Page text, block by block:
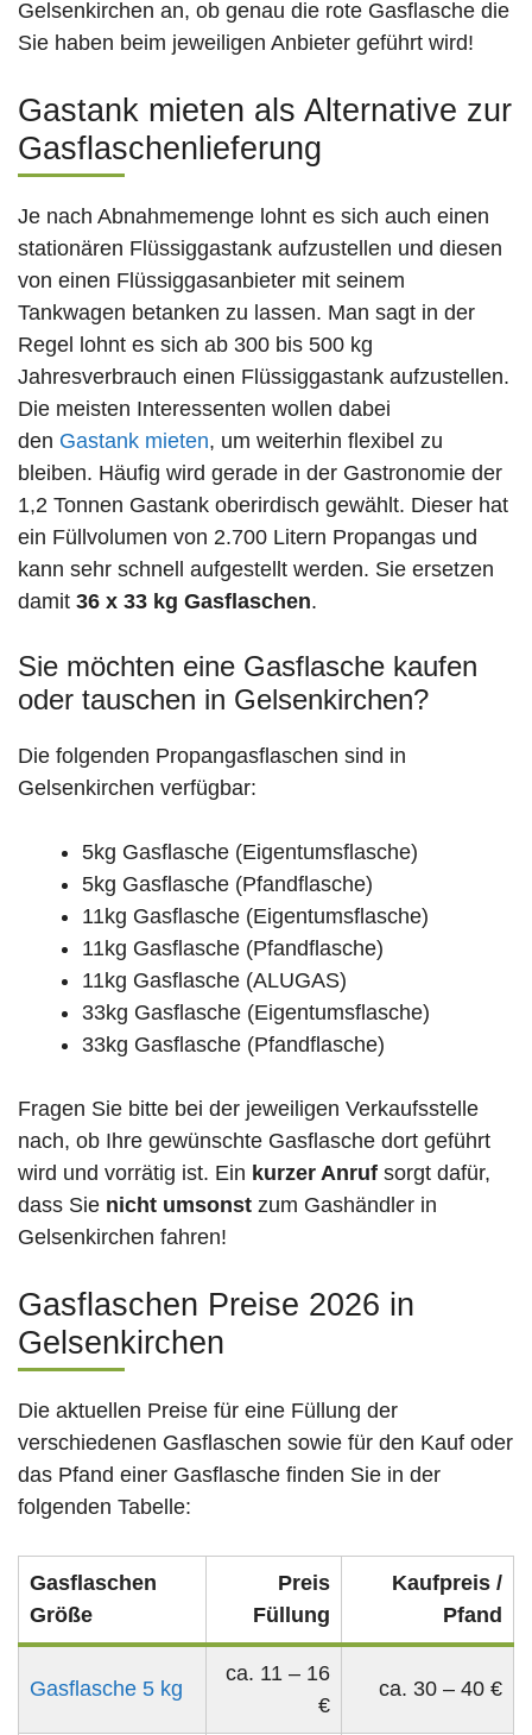
Gelsenkirchen an, ob genau die rote Gasflasche die
Sie haben beim jeweiligen Anbieter geführt wird!
Gastank mieten als Alternative zur
Gasflaschenlieferung
Je nach Abnahmemenge lohnt es sich auch einen
stationären Flüssiggastank aufzustellen und diesen
von einen Flüssiggasanbieter mit seinem
Tankwagen betanken zu lassen. Man sagt in der
Regel lohnt es sich ab 300 bis 500 kg
Jahresverbrauch einen Flüssiggastank aufzustellen.
Die meisten Interessenten wollen dabei
den Gastank mieten, um weiterhin flexibel zu
bleiben. Häufig wird gerade in der Gastronomie der
1,2 Tonnen Gastank oberirdisch gewählt. Dieser hat
ein Füllvolumen von 2.700 Litern Propangas und
kann sehr schnell aufgestellt werden. Sie ersetzen
damit 36 x 33 kg Gasflaschen.
Sie möchten eine Gasflasche kaufen
oder tauschen in Gelsenkirchen?
Die folgenden Propangasflaschen sind in
Gelsenkirchen verfügbar:
5kg Gasflasche (Eigentumsflasche)
5kg Gasflasche (Pfandflasche)
11kg Gasflasche (Eigentumsflasche)
11kg Gasflasche (Pfandflasche)
11kg Gasflasche (ALUGAS)
33kg Gasflasche (Eigentumsflasche)
33kg Gasflasche (Pfandflasche)
Fragen Sie bitte bei der jeweiligen Verkaufsstelle
nach, ob Ihre gewünschte Gasflasche dort geführt
wird und vorrätig ist. Ein kurzer Anruf sorgt dafür,
dass Sie nicht umsonst zum Gashändler in
Gelsenkirchen fahren!
Gasflaschen Preise 2026 in
Gelsenkirchen
Die aktuellen Preise für eine Füllung der
verschiedenen Gasflaschen sowie für den Kauf oder
das Pfand einer Gasflasche finden Sie in der
folgenden Tabelle:
Gasflaschen
Größe
Preis
Füllung
Kaufpreis /
Pfand
Gasflasche 5 kg
ca. 11 – 16
€
ca. 30 – 40 €